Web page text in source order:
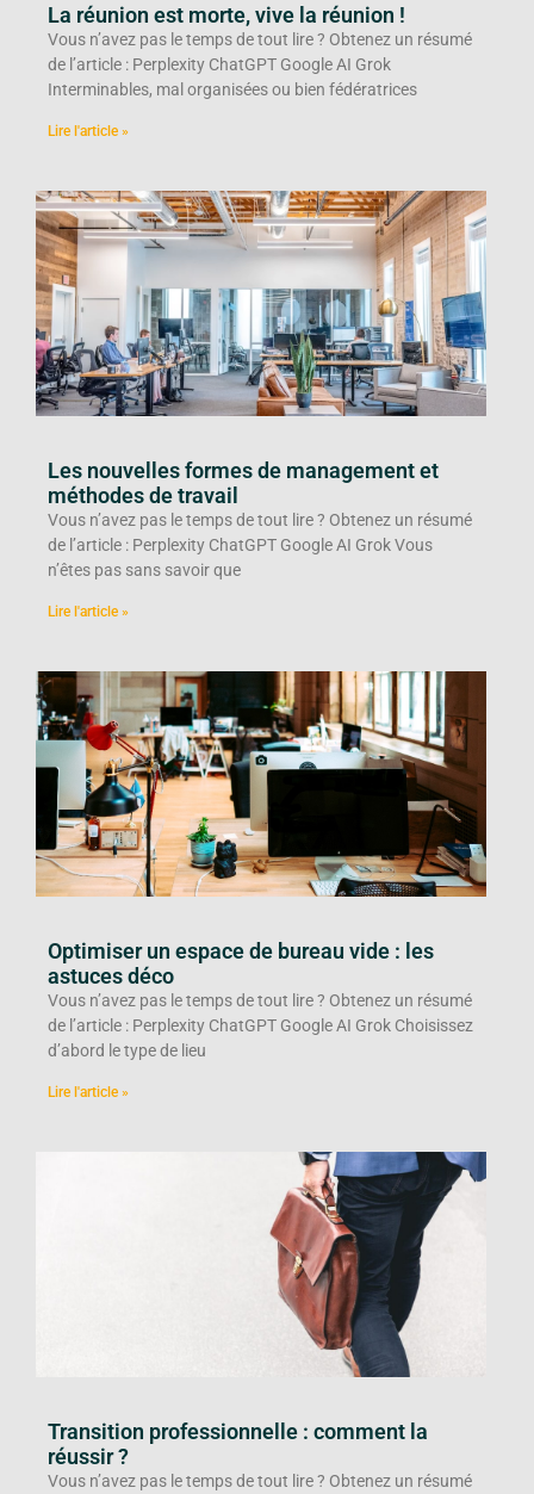
La réunion est morte, vive la réunion !
Vous n’avez pas le temps de tout lire ? Obtenez un résumé
de l’article : Perplexity ChatGPT Google AI Grok
Interminables, mal organisées ou bien fédératrices
Lire l'article »
Les nouvelles formes de management et
méthodes de travail
Vous n’avez pas le temps de tout lire ? Obtenez un résumé
de l’article : Perplexity ChatGPT Google AI Grok Vous
n’êtes pas sans savoir que
Lire l'article »
Optimiser un espace de bureau vide : les
astuces déco
Vous n’avez pas le temps de tout lire ? Obtenez un résumé
de l’article : Perplexity ChatGPT Google AI Grok Choisissez
d’abord le type de lieu
Lire l'article »
Transition professionnelle : comment la
réussir ?
Vous n’avez pas le temps de tout lire ? Obtenez un résumé